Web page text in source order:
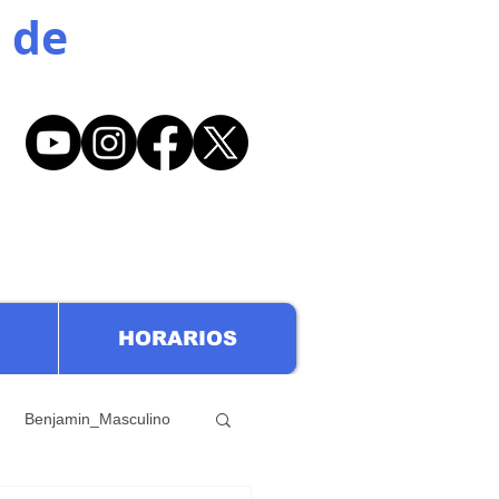
HORARIOS
Benjamin_Masculino